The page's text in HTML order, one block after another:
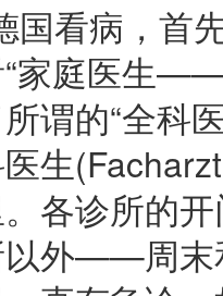
看病，首
家庭医生
谓的“全科
生
各诊所的
外——周末